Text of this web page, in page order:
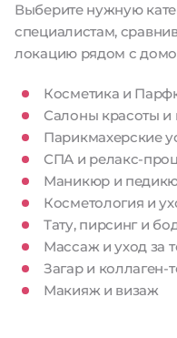
Выберите нужную
специалистам,
локацию рядом с
Косметика и
Салоны красоты
Парикмахерские
СПА и релакс-
Маникюр и
Косметология и
Тату, пирсинг и
Массаж и уход за
Загар и коллаген-
Макияж и визаж